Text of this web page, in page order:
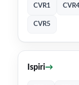
CVR1
CVR5
Ispiri→